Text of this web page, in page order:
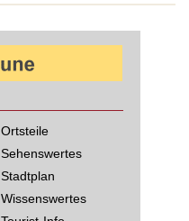
Ortsteile
Sehenswertes
Stadtplan
Wissenswertes